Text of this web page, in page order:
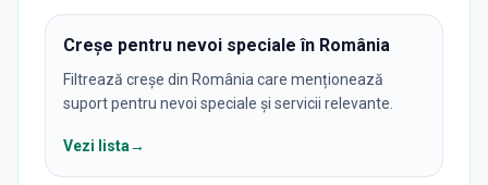
Creșe pentru nevoi speciale în România
Filtrează creșe din România care menționează
suport pentru nevoi speciale și servicii relevante.
Vezi lista→